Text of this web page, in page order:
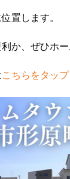
置します。
か、ぜひホ
こちらをタップ